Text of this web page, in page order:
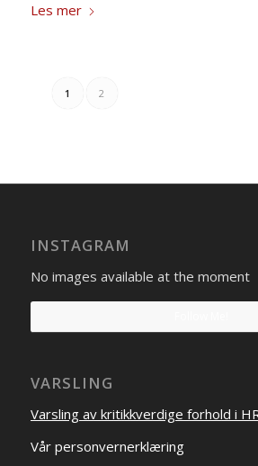
Les mer
1 2
INSTAGRAM
No images available at the moment
VARSLING
Varsling av kritikkverdige forhold i
Vår personvernerklæring